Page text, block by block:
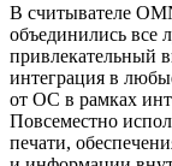
В считывателе
объединились все
привлекательный
интеграция в
от ОС в рамках
Повсеместно
печати,